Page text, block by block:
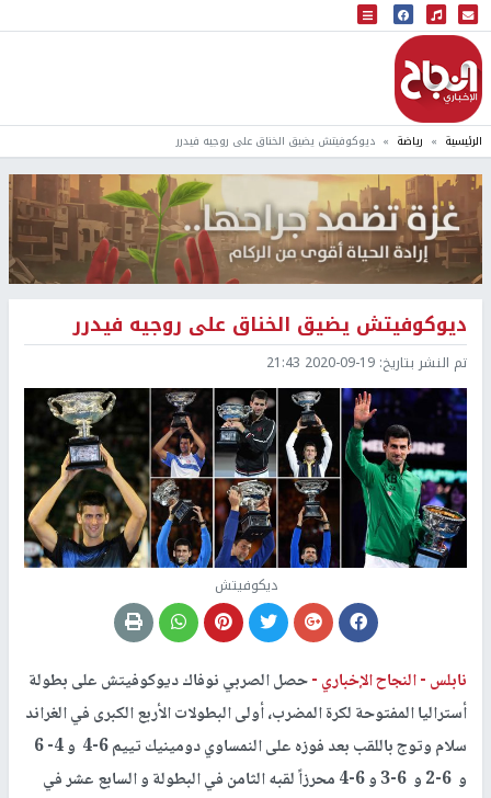
البث المباشر
إذاعة النجاح
الرئيسية رياضة ديوكوفيتش يضيق الخناق على روجيه فيدرر
ديوكوفيتش يضيق الخناق على روجيه فيدرر
تم النشر بتاريخ: 2020-09-19 21:43
ديكوفيتش
نابلس -النجاح الإخباري -حصل الصربي نوفاك ديوكوفيتش على بطولة
أستراليا المفتوحة لكرة المضرب، أولى البطولات الأربع الكبرى في الغراند
سلام وتوج باللقب بعد فوزه على النمساوي دومينيك تييم 6-4 و 4- 6
و 6-2 و 6-3 و 6-4 محرزاً لقبه الثامن في البطولة و السابع عشر في